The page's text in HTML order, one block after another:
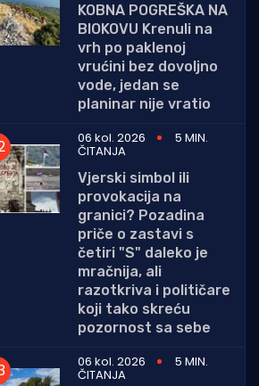
KOBNA POGREŠKA NA
BIOKOVU Krenuli na
vrh po paklenoj
vrućini bez dovoljno
vode, jedan se
planinar nije vratio
06 kol. 2026
5 MIN.
ČITANJA
Vjerski simbol ili
provokacija na
granici? Pozadina
priče o zastavi s
četiri "S" daleko je
mračnija, ali
razotkriva i političare
koji tako skreću
pozornost sa sebe
06 kol. 2026
5 MIN.
ČITANJA